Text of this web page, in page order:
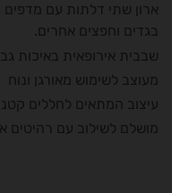
ארון שתי דלתות עם מדפים
בגדים וחפצים אחרים.
שבבית אירופאית באיכות
מעוצב לשימוש מאורגן ונוח
עיצוב המתאים לחללים
מושלם לשילוב עם רהיטים